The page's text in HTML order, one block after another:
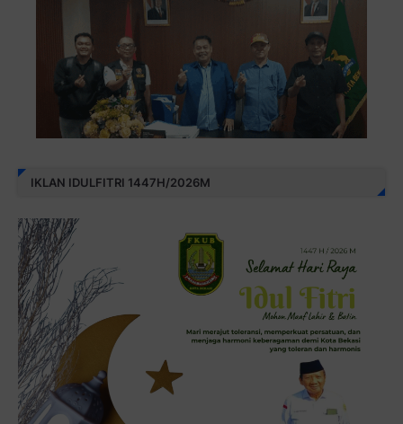
IKLAN IDULFITRI 1447H/2026M